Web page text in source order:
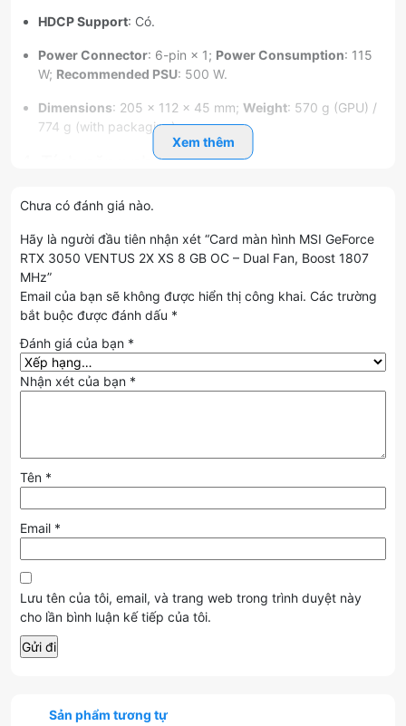
HDCP Support: Có.
Power Connector: 6-pin × 1; Power Consumption: 115
W; Recommended PSU: 500 W.
Dimensions: 205 × 112 × 45 mm; Weight: 570 g (GPU) /
774 g (with packaging).
4. Tính năng phụ trợ
Custom PCB: mạch tùy chỉnh tối ưu đường tín hiệu và độ
MSI Center : phần mềm giám sát, tinh chỉnh và tối ưu hiệu
năng trong thời gian thực.
Afterburner: công cụ ép xung hàng đầu cho phép kiểm
soát điện áp, tốc độ quạt và xung nhịp.
Card màn hìnhMSI RTX 3050 VENTUS 2X XS 8 GB OClà lựa
chọn hoàn hảo cho game thủ và creator cần một giải pháp
tản nhiệt hiệu quả, độ ồn thấp và hiệu năng đáng tin cậy
Xem thêm
Chưa có đánh giá nào.
Hãy là người đầu tiên nhận xét “Card màn hình MSI GeForce
RTX 3050 VENTUS 2X XS 8 GB OC – Dual Fan, Boost 1807
MHz”
Email của bạn sẽ không được hiển thị công khai. Các trường
bắt buộc được đánh dấu *
Đánh giá của bạn *
Nhận xét của bạn *
Tên *
Email *
Lưu tên của tôi, email, và trang web trong trình duyệt này
cho lần bình luận kế tiếp của tôi.
Sản phẩm tương tự